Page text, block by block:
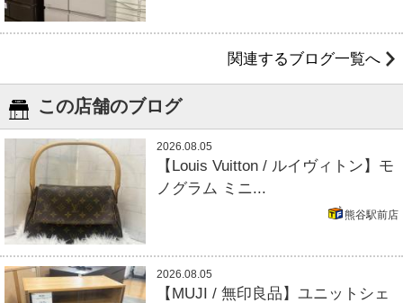
関連するブログ一覧へ
この店舗のブログ
2026.08.05
【Louis Vuitton / ルイヴィトン】モ
ノグラム ミニ...
熊谷駅前店
2026.08.05
【MUJI / 無印良品】ユニットシェ